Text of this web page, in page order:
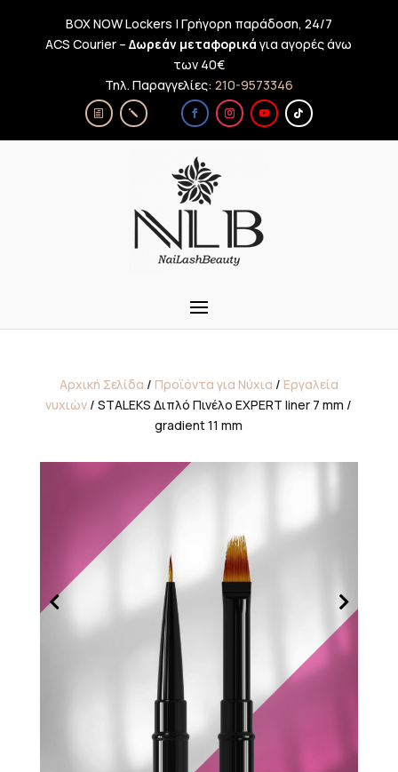
BOX NOW Lockers | Γρήγορη παράδοση, 24/7
ACS Courier –Δωρεάν μεταφορικά για αγορές άνω
των 40€
Τηλ. Παραγγελίες: 210-9573346
Αρχική Σελίδα / Προϊόντα για Νύχια / Εργαλεία
νυχιών / STALEKS Διπλό Πινέλο EXPERT liner 7 mm /
gradient 11 mm